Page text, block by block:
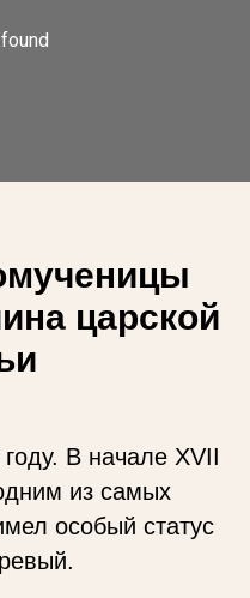
царской
В начале XVII
из самых
особый статус